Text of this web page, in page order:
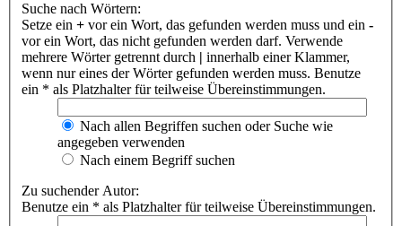
Suche nach Wörtern:
Setze ein + vor ein Wort, das gefunden werden muss und ein -
vor ein Wort, das nicht gefunden werden darf. Verwende
mehrere Wörter getrennt durch | innerhalb einer Klammer,
wenn nur eines der Wörter gefunden werden muss. Benutze
ein * als Platzhalter für teilweise Übereinstimmungen.
Nach allen Begriffen suchen oder Suche wie
angegeben verwenden
Nach einem Begriff suchen
Zu suchender Autor:
Benutze ein * als Platzhalter für teilweise Übereinstimmungen.